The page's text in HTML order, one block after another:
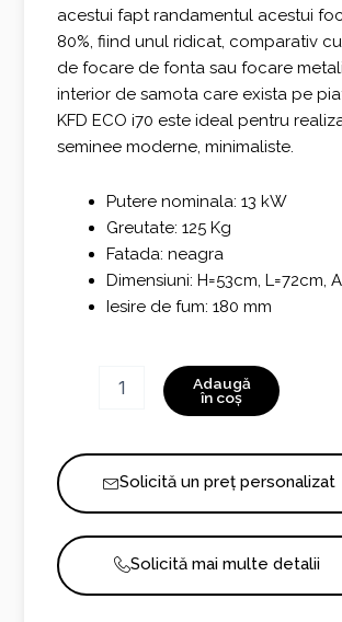
acestui fapt randamentul acestui
80%, fiind unul ridicat, comparativ
de focare de fonta sau focare
interior de samota care exista pe
KFD ECO i70 este ideal pentru
seminee moderne, minimaliste.
Putere nominala: 13 kW
Greutate: 125 Kg
Fatada: neagra
Dimensiuni: H=53cm, L=72cm,
Iesire de fum: 180 mm
Adaugă
în coș
Solicită un preț personalizat
Solicită mai multe detalii